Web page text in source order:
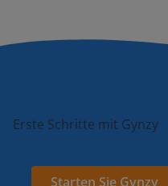
Erste Schritte mit Gynzy
Starten Sie Gynzy